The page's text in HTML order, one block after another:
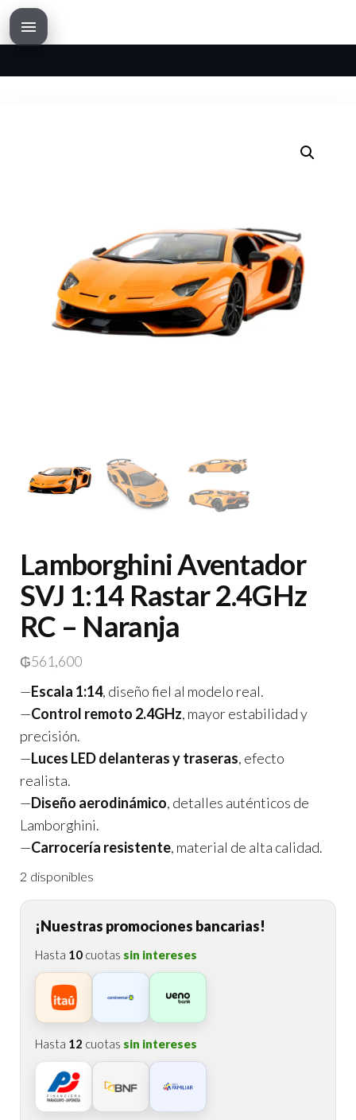
Lamborghini Aventador
SVJ 1:14 Rastar 2.4GHz
RC – Naranja
₲561,600
—Escala 1:14, diseño fiel al modelo real.
—Control remoto 2.4GHz, mayor estabilidad y
precisión.
—Luces LED delanteras y traseras, efecto
realista.
—Diseño aerodinámico, detalles auténticos de
Lamborghini.
—Carrocería resistente, material de alta calidad.
2 disponibles
¡Nuestras promociones bancarias!
Hasta 10 cuotas sin intereses
Hasta 12 cuotas sin intereses